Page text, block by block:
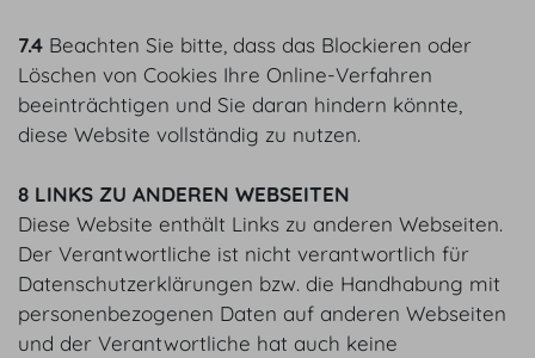
7.4 Beachten Sie bitte, dass das Blockieren oder
Löschen von Cookies Ihre Online-Verfahren
beeinträchtigen und Sie daran hindern könnte,
diese Website vollständig zu nutzen.
8 LINKS ZU ANDEREN WEBSEITEN
Diese Website enthält Links zu anderen Webseiten.
Der Verantwortliche ist nicht verantwortlich für
Datenschutzerklärungen bzw. die Handhabung mit
personenbezogenen Daten auf anderen Webseiten
und der Verantwortliche hat auch keine